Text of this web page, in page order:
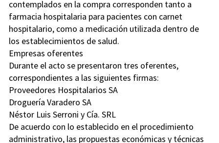
contemplados en la compra corresponden tanto a
farmacia hospitalaria para pacientes con carnet
hospitalario, como a medicación utilizada dentro de
los establecimientos de salud.
Empresas oferentes
Durante el acto se presentaron tres oferentes,
correspondientes a las siguientes firmas:
Proveedores Hospitalarios SA
Droguería Varadero SA
Néstor Luis Serroni y Cía. SRL
De acuerdo con lo establecido en el procedimiento
administrativo, las propuestas económicas y técnicas